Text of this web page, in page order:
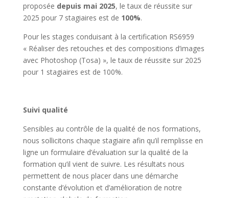
proposée depuis mai 2025, le taux de réussite sur
2025 pour 7 stagiaires est de 100%.
Pour les stages conduisant à la certification RS6959
« Réaliser des retouches et des compositions d’images
avec Photoshop (Tosa) », le taux de réussite sur 2025
pour 1 stagiaires est de 100%.
Suivi qualité
Sensibles au contrôle de la qualité de nos formations,
nous sollicitons chaque stagiaire afin qu’il remplisse en
ligne un formulaire d’évaluation sur la qualité de la
formation qu’il vient de suivre. Les résultats nous
permettent de nous placer dans une démarche
constante d’évolution et d’amélioration de notre